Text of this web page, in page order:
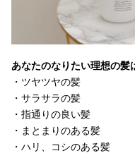
あなたのなりたい理想の髪
・ツヤツヤの髪
・サラサラの髪
・指通りの良い髪
・まとまりのある髪
・ハリ、コシのある髪